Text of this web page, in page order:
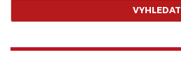
VYHLEDAT